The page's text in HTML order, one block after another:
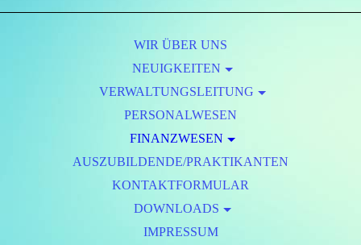
WIR ÜBER UNS
NEUIGKEITEN
VERWALTUNGSLEITUNG
PERSONALWESEN
FINANZWESEN
AUSZUBILDENDE/PRAKTIKANTEN
KONTAKTFORMULAR
DOWNLOADS
IMPRESSUM